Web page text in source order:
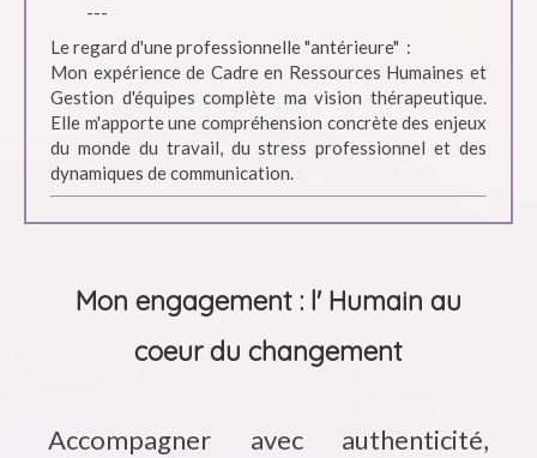
---
Le regard d'une professionnelle "antérieure" :
Mon expérience de Cadre en Ressources Humaines et
Gestion d'équipes complète ma vision thérapeutique.
Elle m'apporte une compréhension concrète des enjeux
du monde du travail, du stress professionnel et des
dynamiques de communication.
Mon engagement : l' Humain au
coeur du changement
Accompagner avec authenticité,